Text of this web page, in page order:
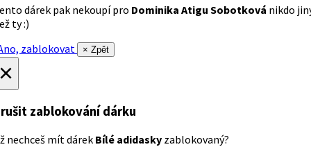
dárek pak nekoupí pro Dominika Atigu Sobotková nikdo
ty :)
zablokovat
× Zpět
zablokování dárku
nechceš mít dárek Bílé adidasky zablokovaný?